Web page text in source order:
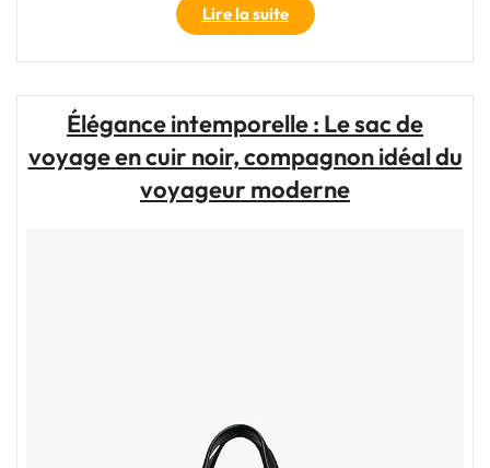
Lire la suite"Le
Sac
de
:
Votre
Compagnon
Idéal
Élégance intemporelle : Le sac de
voyage en cuir noir, compagnon idéal du
voyageur moderne